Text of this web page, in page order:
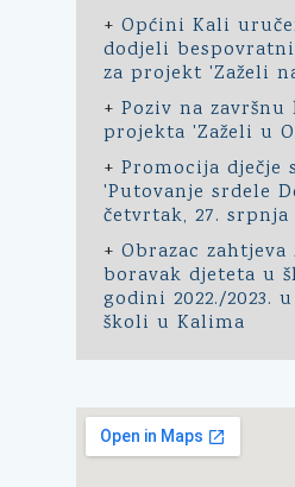
+ Općini Kali
dodjeli
za projekt 'Zaželi
+ Poziv na
projekta 'Zaželi u
+ Promocija dječje
'Putovanje srdele
četvrtak, 27. srpnja
+ Obrazac
boravak djeteta u
godini 2022./2023.
školi u Kalima